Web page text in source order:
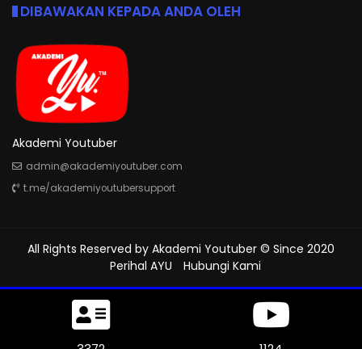
DIBAWAKAN KEPADA ANDA OLEH
Akademi Youtuber
admin@akademiyoutuber.com
t.me/akademiyoutubersupport
All Rights Reserved by Akademi Youtuber © Since 2020
Perihal AYU
Hubungi Kami